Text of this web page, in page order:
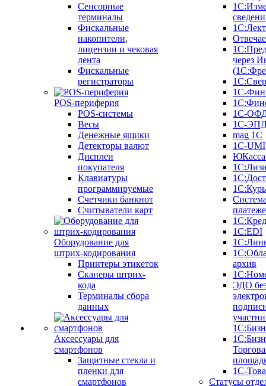
Сенсорные
терминалы
Фискальные
накопители,
лицензии и чековая
лента
Фискальные
регистраторы
POS-периферия
POS-системы
Весы
Денежные ящики
Детекторы валют
Дисплеи
покупателя
Клавиатуры
программируемые
Счетчики банкнот
Считыватели карт
Оборудование для
штрих-кодирования
Принтеры этикеток
Сканеры штрих-
кода
Терминалы сбора
данных
Аксессуары для
смартфонов
Защитные стекла и
пленки для
смартфонов
через
1С-
1С-
1С-
mag 1C
1C-UMI
1С:EDI
архив
ЭДО
1С-
Статусы